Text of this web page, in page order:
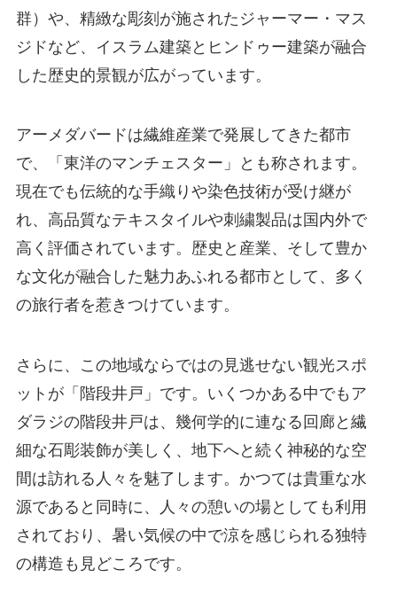
群）や、精緻な彫刻が施されたジャーマー・マス
ジドなど、イスラム建築とヒンドゥー建築が融合
した歴史的景観が広がっています。
アーメダバードは繊維産業で発展してきた都市
で、「東洋のマンチェスター」とも称されます。
現在でも伝統的な手織りや染色技術が受け継が
れ、高品質なテキスタイルや刺繍製品は国内外で
高く評価されています。歴史と産業、そして豊か
な文化が融合した魅力あふれる都市として、多く
の旅行者を惹きつけています。
さらに、この地域ならではの見逃せない観光スポ
ットが「階段井戸」です。いくつかある中でもア
ダラジの階段井戸は、幾何学的に連なる回廊と繊
細な石彫装飾が美しく、地下へと続く神秘的な空
間は訪れる人々を魅了します。かつては貴重な水
源であると同時に、人々の憩いの場としても利用
されており、暑い気候の中で涼を感じられる独特
の構造も見どころです。